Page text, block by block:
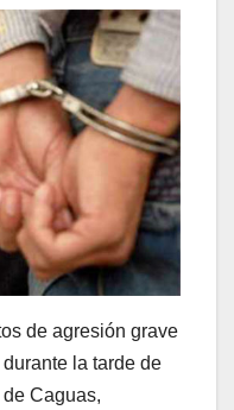
de agresión grave
la tarde de
Caguas,